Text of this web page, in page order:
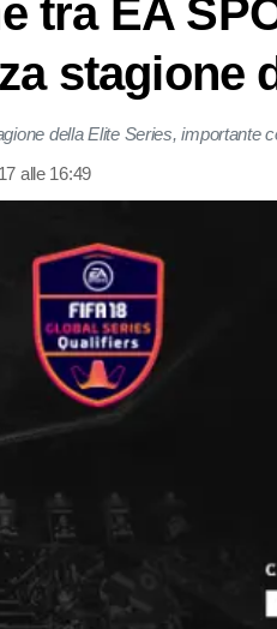
tra EA
stagione
della Elite Series, importante
alle 16:49